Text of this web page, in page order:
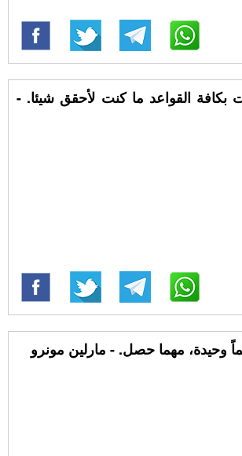
بكافة القواعد ما كنت لأحقق شيئا. -
وحيدة، مهما حصل. - مارلين مونرو